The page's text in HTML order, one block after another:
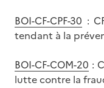
BOI-CF-CPF-30 :
tendant à la
BOI-CF-COM-20 :
lutte contre la